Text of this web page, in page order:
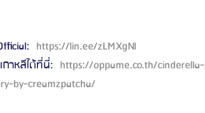
https://lin.ee/zLMXgNI
าหลีได้ที่นี่: https://oppame.co.th/
by-creamzpatcha/